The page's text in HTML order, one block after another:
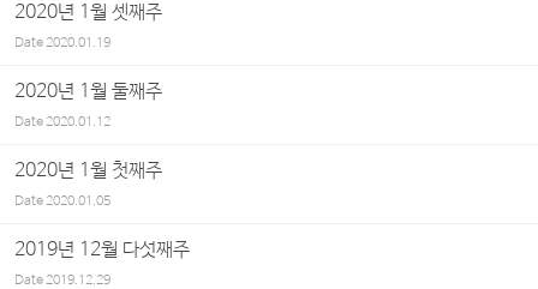
2020년 1월 셋째주
Date2020.01.19
2020년 1월 둘째주
Date2020.01.12
2020년 1월 첫째주
Date2020.01.05
2019년 12월 다섯째주
Date2019.12.29